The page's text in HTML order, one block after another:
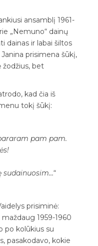
ansamblį 1961-
„Nemuno“ dainų
dainas ir labai šiltos
prisimena šūkį,
žodžius, bet
kad čia iš
tokį šūkį:
pam pam.
sudainuosim…“
prisiminė:
1959-1960
po kolūkius su
pasakodavo, kokie